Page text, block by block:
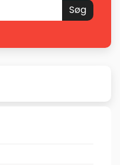
Søg